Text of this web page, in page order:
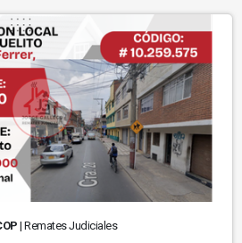
| Remates Judiciales